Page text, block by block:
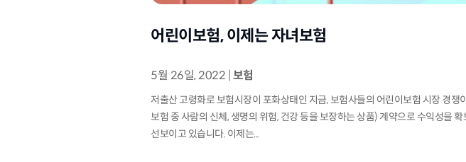
어린이보험, 이제는 자녀보험
5월 26일, 2022 보험
저출산 고령화로 보험시장이 포화상태인 지금, 보험사들의 어린이보험 시장 경
보험 중 사람의 신체, 생명의 위험, 건강 등을 보장하는 상품) 계약으로 수익성을
선보이고 있습니다. 이제는...